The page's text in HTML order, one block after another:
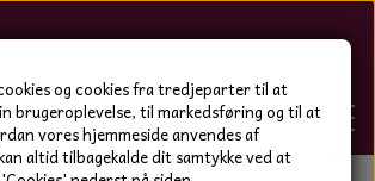
Hygge-Liv
og cookies fra tredjeparter til at
brugeroplevelse, til markedsføring og til at
vores hjemmeside anvendes af
altid tilbagekalde dit samtykke ved at